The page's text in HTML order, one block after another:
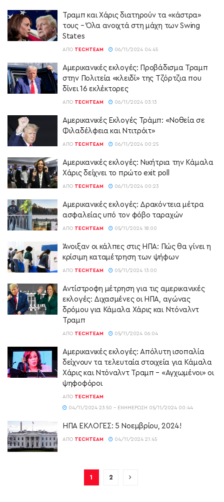
Τραμπ και Χάρις διατηρούν τα «κάστρα»
τους – Όλα ανοιχτά στη μάχη των Swing
States
ΑΠΌ TECHTEAM 06/11/2024 04:45
Αμερικανικές εκλογές: Προβάδισμα Τραμπ
στην Πολιτεία «κλειδί» της Τζόρτζια που
δίνει 16 εκλέκτορες
ΑΠΌ TECHTEAM 06/11/2024 03:13
Αμερικανικές Εκλογές Τράμπ: «Νοθεία σε
Φιλαδέλφεια και Ντιτρόιτ»
ΑΠΌ TECHTEAM 06/11/2024 00:25
Αμερικανικές εκλογές: Νικήτρια την Κάμαλα
Χάρις δείχνει το πρώτο exit poll
ΑΠΌ TECHTEAM 06/11/2024 00:23
Αμερικανικές εκλογές: Δρακόντεια μέτρα
ασφαλείας υπό τον φόβο ταραχών
ΑΠΌ TECHTEAM 05/11/2024 18:00
Άνοιξαν οι κάλπες στις ΗΠΑ: Πώς θα γίνει η
κρίσιμη καταμέτρηση των ψήφων
ΑΠΌ TECHTEAM 05/11/2024 13:00
Αντίστροφη μέτρηση για τις αμερικανικές
εκλογές: Διχασμένες οι ΗΠΑ, αγώνας
δρόμου για Κάμαλα Χάρις και Ντόναλντ
Τραμπ
ΑΠΌ TECHTEAM 05/11/2024 06:04
Αμερικανικές εκλογές: Απόλυτη ισοπαλία
δείχνουν τα τελευταία στοιχεία για Κάμαλα
Χάρις και Ντόναλντ Τραμπ – «Αγχωμένοι» οι
ψηφοφόροι
ΑΠΌ TECHTEAM
04/11/2024 23:50 - ΕΝΗΜΈΡΩΣΗ 05/11/2024 00:44
ΗΠΑ ΕΚΛΟΓΕΣ: 5 Νοεμβρίου, 2024!
ΑΠΌ TECHTEAM 04/11/2024 21:45
1 2